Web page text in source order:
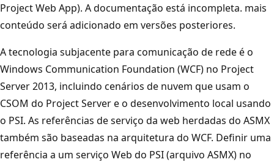
Project Web App). A documentação está incompleta. mais
conteúdo será adicionado em versões posteriores.
A tecnologia subjacente para comunicação de rede é o
Windows Communication Foundation (WCF) no Project
Server 2013, incluindo cenários de nuvem que usam o
CSOM do Project Server e o desenvolvimento local usando
o PSI. As referências de serviço da web herdadas do ASMX
também são baseadas na arquitetura do WCF. Definir uma
referência a um serviço Web do PSI (arquivo ASMX) no